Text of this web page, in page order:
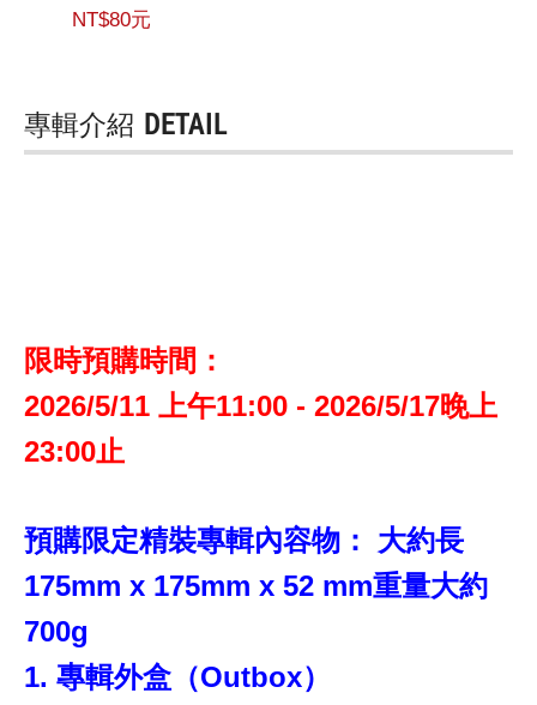
NT$80元
專輯介紹 DETAIL
限時預購時間：
2026/5/11 上午11:00 - 2026/5/17晚上
23:00止
預購限定精裝專輯內容物： 大約長
175mm x 175mm x 52 mm重量大約
700g
1. 專輯外盒（Outbox）